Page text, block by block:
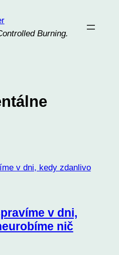
Burning.
v dni,
nič